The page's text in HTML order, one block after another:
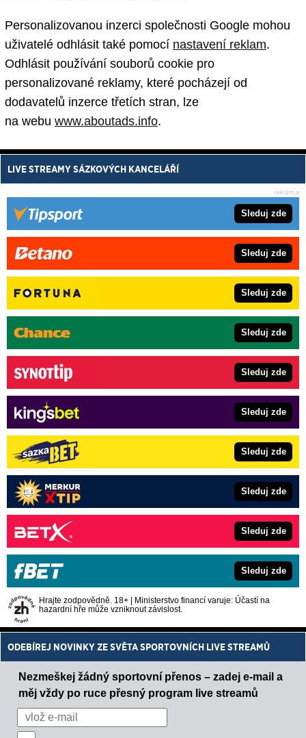
Personalizovanou inzerci společnosti Google mohou
uživatelé odhlásit také pomocí nastavení reklam.
Odhlásit používání souborů cookie pro
personalizované reklamy, které pocházejí od
dodavatelů inzerce třetích stran, lze
na webu www.aboutads.info.
LIVE STREAMY SÁZKOVÝCH KANCELÁŘÍ
Sleduj zde
Sleduj zde
Sleduj zde
Sleduj zde
Sleduj zde
Sleduj zde
Sleduj zde
Sleduj zde
Sleduj zde
Sleduj zde
Hrajte zodpovědně. 18+ | Ministerstvo financí varuje: Účastí na
hazardní hře může vzniknout závislost.
ODEBÍREJ NOVINKY ZE SVĚTA SPORTOVNÍCH LIVE STREAMŮ
Nezmeškej žádný sportovní přenos – zadej e-mail a
měj vždy po ruce přesný program live streamů